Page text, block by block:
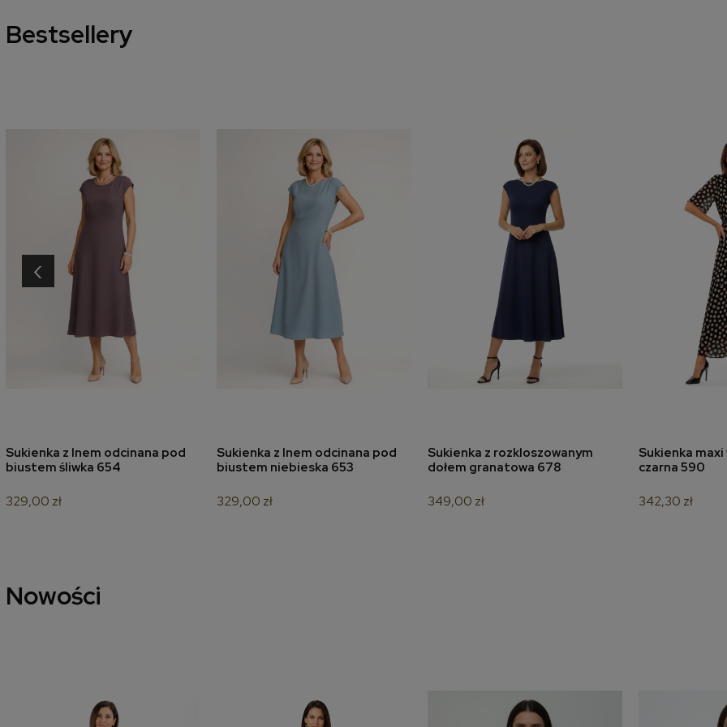
Bestsellery
dodaj do koszyka
Sukienka z lnem odcinana pod
biustem śliwka 654
329,00 zł
dodaj do koszyka
Sukienka z lnem odcinana pod
biustem niebieska 653
329,00 zł
dodaj do koszyka
Sukienka z rozkloszowanym
dołem granatowa 678
349,00 zł
dodaj
Sukienka
czarna 590
342,30 zł
‹
Nowości